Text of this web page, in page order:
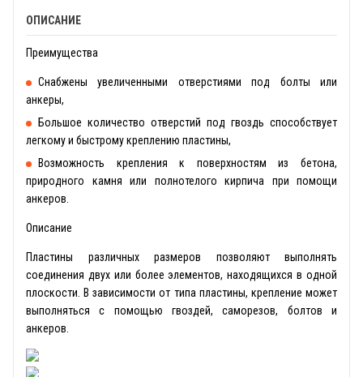
ОПИСАНИЕ
Преимущества
Снабжены увеличенными отверстиями под болты или
анкеры,
Большое количество отверстий под гвоздь способствует
легкому и быстрому креплению пластины,
Возможность крепления к поверхностям из бетона,
природного камня или полнотелого кирпича при помощи
анкеров.
Описание
Пластины различных размеров позволяют выполнять
соединения двух или более элементов, находящихся в одной
плоскости. В зависимости от типа пластины, крепление может
выполняться с помощью гвоздей, саморезов, болтов и
анкеров.